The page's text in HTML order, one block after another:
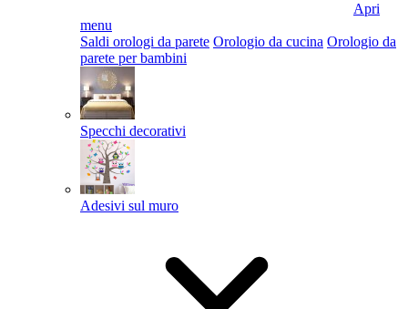
Apri
menu
Saldi orologi da parete Orologio da cucina Orologio da
parete per bambini
Specchi decorativi
Adesivi sul muro